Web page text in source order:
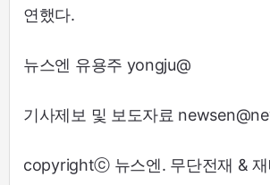
연했다.
뉴스엔 유용주 yongju@
기사제보 및 보도자료
copyrightⓒ 뉴스엔. 무단전재 & 재